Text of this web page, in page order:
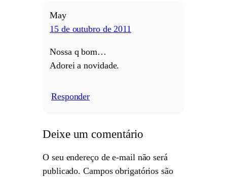
May
15 de outubro de 2011
Nossa q bom…
Adorei a novidade.
Responder
Deixe um comentário
O seu endereço de e-mail não será
publicado. Campos obrigatórios são